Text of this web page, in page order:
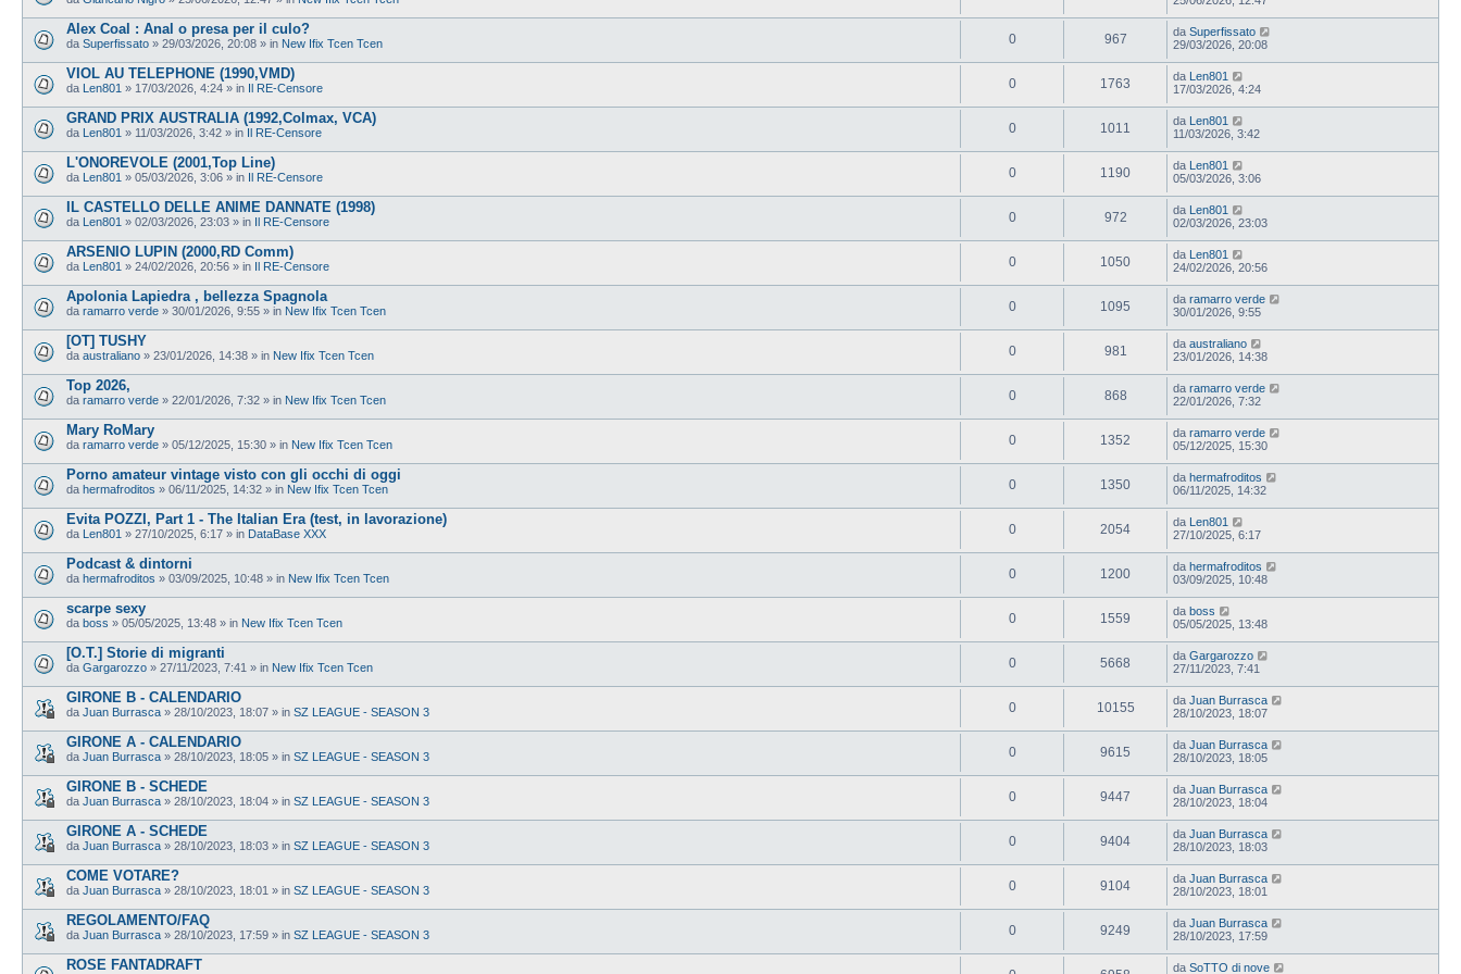
Alex Coal : Anal o presa per il culo?
da Superfissato » 29/03/2026, 20:08 » in New Ifix Tcen Tcen 0 967 da Superfissato
29/03/2026, 20:08
VIOL AU TELEPHONE (1990,VMD)
da Len801 » 17/03/2026, 4:24 » in Il RE-Censore 0 1763 da Len801
17/03/2026, 4:24
GRAND PRIX AUSTRALIA (1992,Colmax, VCA)
da Len801 » 11/03/2026, 3:42 » in Il RE-Censore 0 1011 da Len801
11/03/2026, 3:42
L'ONOREVOLE (2001,Top Line)
da Len801 » 05/03/2026, 3:06 » in Il RE-Censore 0 1190 da Len801
05/03/2026, 3:06
IL CASTELLO DELLE ANIME DANNATE (1998)
da Len801 » 02/03/2026, 23:03 » in Il RE-Censore 0 972 da Len801
02/03/2026, 23:03
ARSENIO LUPIN (2000,RD Comm)
da Len801 » 24/02/2026, 20:56 » in Il RE-Censore 0 1050 da Len801
24/02/2026, 20:56
Apolonia Lapiedra , bellezza Spagnola
da ramarro verde » 30/01/2026, 9:55 » in New Ifix Tcen Tcen 0 1095 da ramarro verde
30/01/2026, 9:55
[OT] TUSHY
da australiano » 23/01/2026, 14:38 » in New Ifix Tcen Tcen 0 981 da australiano
23/01/2026, 14:38
Top 2026,
da ramarro verde » 22/01/2026, 7:32 » in New Ifix Tcen Tcen 0 868 da ramarro verde
22/01/2026, 7:32
Mary RoMary
da ramarro verde » 05/12/2025, 15:30 » in New Ifix Tcen Tcen 0 1352 da ramarro verde
05/12/2025, 15:30
Porno amateur vintage visto con gli occhi di oggi
da hermafroditos » 06/11/2025, 14:32 » in New Ifix Tcen Tcen 0 1350 da hermafroditos
06/11/2025, 14:32
Evita POZZI, Part 1 - The Italian Era (test, in lavorazione)
da Len801 » 27/10/2025, 6:17 » in DataBase XXX 0 2054 da Len801
27/10/2025, 6:17
Podcast & dintorni
da hermafroditos » 03/09/2025, 10:48 » in New Ifix Tcen Tcen 0 1200 da hermafroditos
03/09/2025, 10:48
scarpe sexy
da boss » 05/05/2025, 13:48 » in New Ifix Tcen Tcen 0 1559 da boss
05/05/2025, 13:48
[O.T.] Storie di migranti
da Gargarozzo » 27/11/2023, 7:41 » in New Ifix Tcen Tcen 0 5668 da Gargarozzo
27/11/2023, 7:41
GIRONE B - CALENDARIO
da Juan Burrasca » 28/10/2023, 18:07 » in SZ LEAGUE - SEASON 3 0 10155 da Juan Burrasca
28/10/2023, 18:07
GIRONE A - CALENDARIO
da Juan Burrasca » 28/10/2023, 18:05 » in SZ LEAGUE - SEASON 3 0 9615 da Juan Burrasca
28/10/2023, 18:05
GIRONE B - SCHEDE
da Juan Burrasca » 28/10/2023, 18:04 » in SZ LEAGUE - SEASON 3 0 9447 da Juan Burrasca
28/10/2023, 18:04
GIRONE A - SCHEDE
da Juan Burrasca » 28/10/2023, 18:03 » in SZ LEAGUE - SEASON 3 0 9404 da Juan Burrasca
28/10/2023, 18:03
COME VOTARE?
da Juan Burrasca » 28/10/2023, 18:01 » in SZ LEAGUE - SEASON 3 0 9104 da Juan Burrasca
28/10/2023, 18:01
REGOLAMENTO/FAQ
da Juan Burrasca » 28/10/2023, 17:59 » in SZ LEAGUE - SEASON 3 0 9249 da Juan Burrasca
28/10/2023, 17:59
ROSE FANTADRAFT da SoTTO di nove